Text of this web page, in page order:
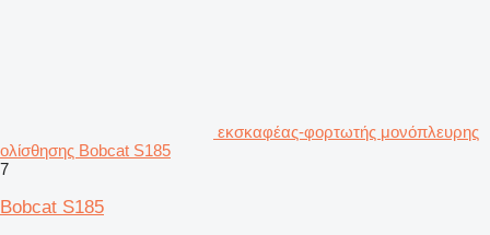
εκσκαφέας-φορτωτής μονόπλευρης
ολίσθησης Bobcat S185
7
Bobcat S185